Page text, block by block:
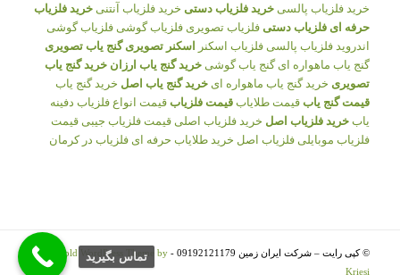
خرید فلزیاب پالسی خرید فلزیاب دستی خرید فلزیاب آنتنی خرید فلزیاب
حرفه ای فلزیاب دستی فلزیاب تصویری فلزیاب گوشی فلزیاب گوشی
اندروید فلزیاب پالسی فلزیاب اسکنر اسکنر تصویری گنج یاب تصویری
گنج یاب ماهواره ای گنج یاب گوشی خرید گنج یاب ارزان خرید گنج یاب
تصویری خرید گنج یاب ماهواره ای خرید گنج یاب اصل خرید گنج یاب
قیمت گنج یاب قیمت طلایاب قیمت فلزیاب قیمت انواع فلزیاب دفینه
یاب خرید فلزیاب اصل خرید فلزیاب اصلی قیمت فلزیاب جیبی قیمت
فلزیاب موبایلی فلزیاب اصل خرید طلایاب حرفه ای فلزیاب در کرمان
© کپی رایت – شرکت ایران زمین 09192121179 -
Enfold WordPress Theme by
Kriesi
تماس بگيريد